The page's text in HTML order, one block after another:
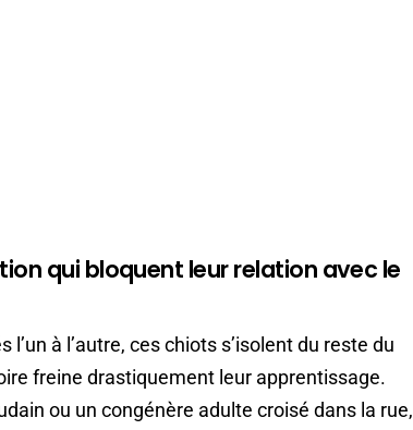
qui bloquent leur relation avec le
à l’autre, ces chiots s’isolent du reste du
freine drastiquement leur apprentissage.
ou un congénère adulte croisé dans la rue,